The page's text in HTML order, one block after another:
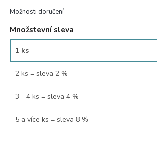
Možnosti doručení
Množstevní sleva
1 ks
2 ks = sleva 2 %
3 - 4 ks = sleva 4 %
5 a více ks = sleva 8 %